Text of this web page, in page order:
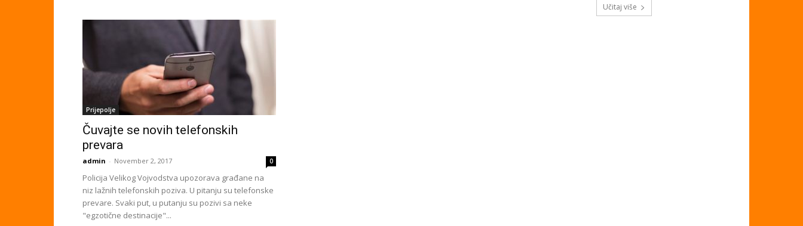
Prijepolje
Čuvajte se novih telefonskih
prevara
admin - November 2, 2017 0
Policija Velikog Vojvodstva upozorava građane na
niz lažnih telefonskih poziva. U pitanju su telefonske
prevare. Svaki put, u putanju su pozivi sa neke
"egzotične destinacije"...
Učitaj više